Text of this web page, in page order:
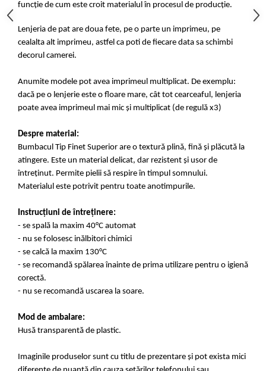
funcție de cum este croit materialul în procesul de producție.
Lenjeria de pat are doua fete, pe o parte un imprimeu, pe
cealalta alt imprimeu, astfel ca poti de fiecare data sa schimbi
decorul camerei.
Anumite modele pot avea imprimeul multiplicat. De exemplu:
dacă pe o lenjerie este o floare mare, cât tot cearceaful, lenjeria
poate avea imprimeul mai mic și multiplicat (de regulă x3)
Despre material:
Bumbacul Tip Finet Superior are o textură plină, fină și plăcută la
atingere. Este un material delicat, dar rezistent și usor de
întreținut. Permite pielii să respire în timpul somnului.
Materialul este potrivit pentru toate anotimpurile.
Instrucțiuni de întreținere:
- se spală la maxim 40°C automat
- nu se folosesc inălbitori chimici
- se calcă la maxim 130°C
- se recomandă spălarea înainte de prima utilizare pentru o igienă
corectă.
- nu se recomandă uscarea la soare.
Mod de ambalare:
Husă transparentă de plastic.
Imaginile produselor sunt cu titlu de prezentare și pot exista mici